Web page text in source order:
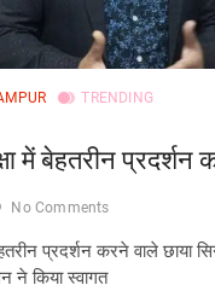
TRENDING
में बेहतरीन प्रदर्शन
No Comments
प्रदर्शन करने वाले
ने किया स्वागत